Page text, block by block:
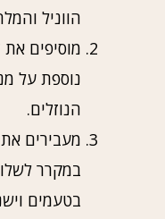
הווניל
מוסיפים
נוספת על
הנוזלים.
מעבירים
במקרר
בטעמים